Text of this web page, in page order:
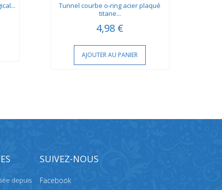
Tunnel courbe o-ring acier plaqué
titane...
4,98 €
AJOUTER AU PANIER
depuis
SUIVEZ-NOUS
Facebook